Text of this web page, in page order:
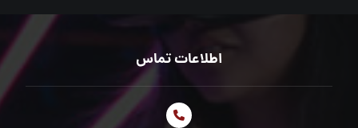
اطلاعات تماس